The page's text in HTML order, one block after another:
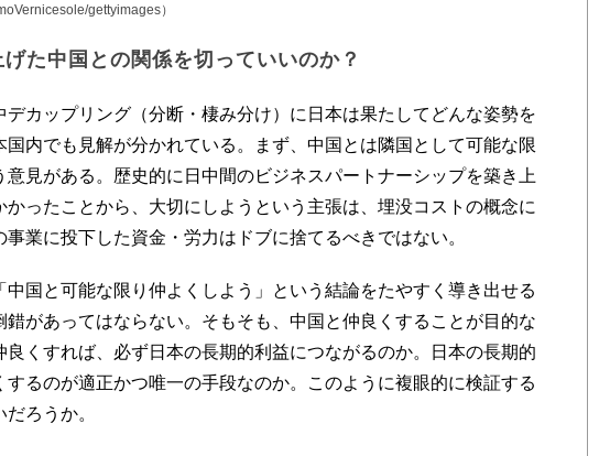
gettyimages）
た中国との関係を切っていいのか？
カップリング（分断・棲み分け）に日本は果たしてどんな姿勢を
内でも見解が分かれている。
まず、中国とは隣国として可能な限
意見がある。歴史的に日中間のビジネスパートナーシップを築き上
かったことから、大切にしようという主張は、埋没コストの概念に
業に投下した資金・労力はドブに捨てるべきではない。
国と可能な限り仲よくしよう」という結論をたやすく導き出せる
錯があってはならない。そもそも、中国と仲良くすることが目的な
良くすれば、必ず日本の長期的利益につながるのか。日本の長期的
するのが適正かつ唯一の手段なのか。このように複眼的に検証する
ろうか。